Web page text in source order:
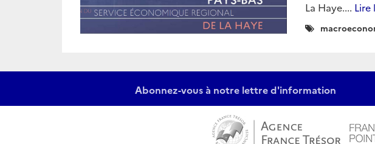
La Haye.... Lire
Catégories
Abonnez-vous à notre lettre d'information